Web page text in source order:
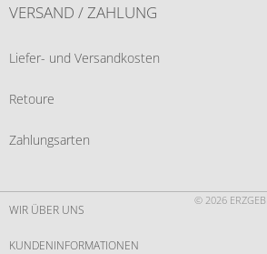
VERSAND / ZAHLUNG
Liefer- und Versandkosten
Retoure
Zahlungsarten
© 2026
WIR ÜBER UNS
KUNDENINFORMATIONEN